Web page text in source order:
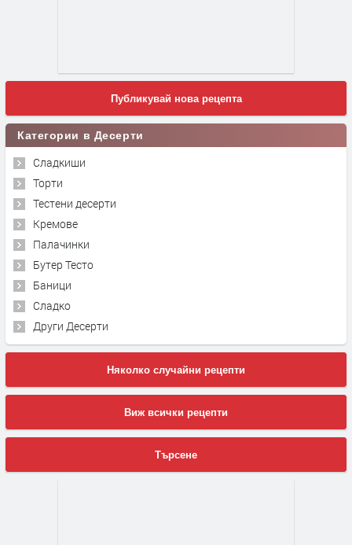
Публикувай нова рецепта
Категории в Десерти
Сладкиши
Торти
Тестени десерти
Кремове
Палачинки
Бутер Тесто
Баници
Сладко
Други Десерти
Няколко случайни рецепти
Виж всички рецепти
Търсене